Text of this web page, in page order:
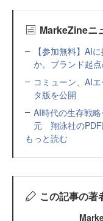
MarkeZineニ
【参加無料】AI
か。ブランド起
コミューン、AI
タ版を公開
AI時代の生存戦
元 翔泳社のPDF
もっと読む
この記事の著